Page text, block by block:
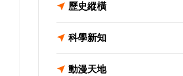
歷史縱橫
科學新知
動漫天地